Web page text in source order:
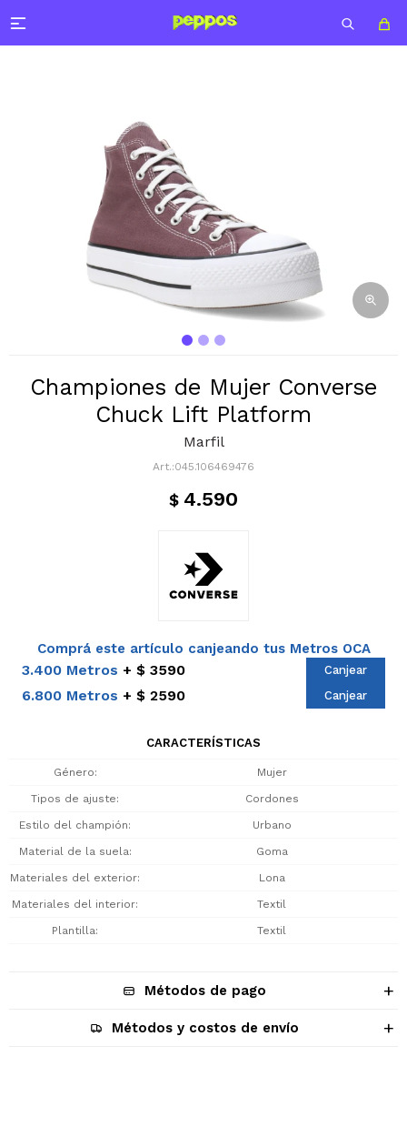

Championes de Mujer Converse
Chuck Lift Platform
Marfil
045.106469476
$ 4.590
Comprá este artículo canjeando tus Metros OCA
3.400 Metros $ 3590 Canjear
6.800 Metros $ 2590 Canjear
CARACTERÍSTICAS
Género Mujer
Tipos de ajuste Cordones
Estilo del champión Urbano
Material de la suela Goma
Materiales del exterior Lona
Materiales del interior Textil
Plantilla Textil
Métodos de pago
Métodos y costos de envío